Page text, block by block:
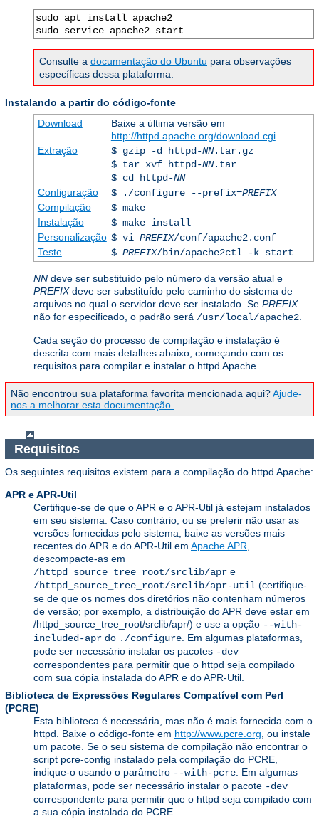
sudo apt install apache2
sudo service apache2 start
Consulte a documentação do Ubuntu para observações
específicas dessa plataforma.
Instalando a partir do código-fonte
Download
Baixe a última versão em
http://httpd.apache.org/download.cgi
Extração
$ gzip -d httpd-NN.tar.gz
$ tar xvf httpd-NN.tar
$ cd httpd-NN
Configuração
$ ./configure --prefix=PREFIX
Compilação
$ make
Instalação
$ make install
Personalização $ vi PREFIX/conf/apache2.conf
Teste
$ PREFIX/bin/apache2ctl -k start
NN deve ser substituído pelo número da versão atual e
PREFIXdeve ser substituído pelo caminho do sistema de
arquivos no qual o servidor deve ser instalado. Se PREFIX
não for especificado, o padrão será /usr/local/apache2
Cada seção do processo de compilação e instalação é
descrita com mais detalhes abaixo, começando com os
requisitos para compilar e instalar o httpd Apache.
Não encontrou sua plataforma favorita mencionada aqui?Ajude-
nos a melhorar esta documentação.
Requisitos
Os seguintes requisitos existem para a compilação do httpd Apache:
APR e APR-Util
Certifique-se de que o APR e o APR-Util já estejam instalados
em seu sistema. Caso contrário, ou se preferir não usar as
versões fornecidas pelo sistema, baixe as versões mais
recentes do APR e do APR-Util em Apache APR,
descompacte-as em
/httpd_source_tree_root/srclib/apr e
/httpd_source_tree_root/srclib/apr-util (certifique-
se de que os nomes dos diretórios não contenham números
de versão; por exemplo, a distribuição do APR deve estar em
/httpd_source_tree_root/srclib/apr/) e use a opção --with-
included-apr do ./configure. Em algumas plataformas,
pode ser necessário instalar os pacotes -dev
correspondentes para permitir que o httpd seja compilado
com sua cópia instalada do APR e do APR-Util.
Biblioteca de Expressões Regulares Compatível com Perl
(PCRE)
Esta biblioteca é necessária, mas não é mais fornecida com o
httpd. Baixe o código-fonte em http://www.pcre.org, ou instale
um pacote. Se o seu sistema de compilação não encontrar o
script pcre-config instalado pela compilação do PCRE,
indique-o usando o parâmetro --with-pcre. Em algumas
plataformas, pode ser necessário instalar o pacote -dev
correspondente para permitir que o httpd seja compilado com
a sua cópia instalada do PCRE.